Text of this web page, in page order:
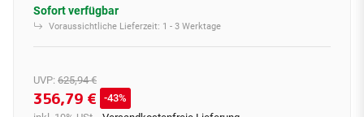
Sofort verfügbar
Voraussichtliche Lieferzeit: 1 - 3 Werktage
UVP: 625,94 €
356,79 €
43%